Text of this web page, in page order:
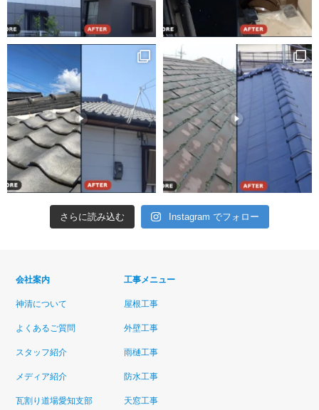
さらに読み込む Instagram でフォロー
会社案内
神清について
よくあるご質問
スタッフ紹介
メディア紹介
瓦割り道場愛知支部
工事メニュー
屋根工事
外壁工事
雨樋工事
防水工事
天窓工事